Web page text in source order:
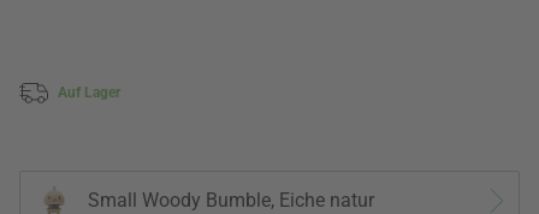
Auf Lager
Small Woody Bumble, Eiche natur